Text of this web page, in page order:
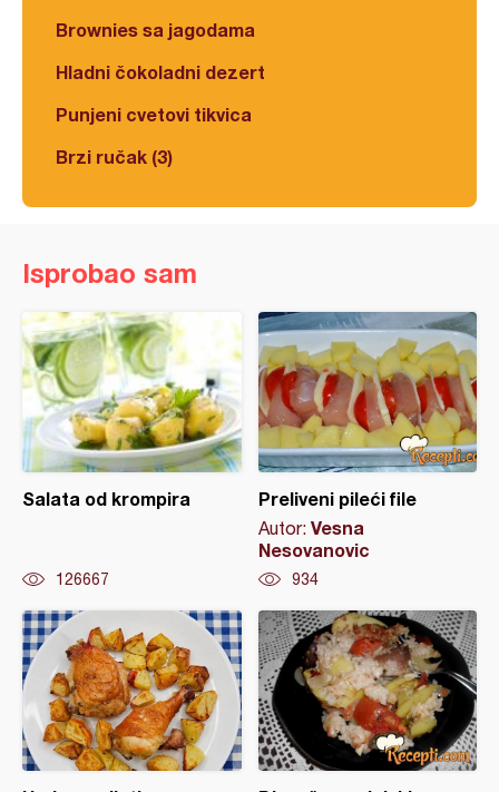
Brownies sa jagodama
Hladni čokoladni dezert
Punjeni cvetovi tikvica
Brzi ručak (3)
Isprobao sam
Salata od krompira
126667
Preliveni pileći file
Autor: Vesna
Nesovanovic
934